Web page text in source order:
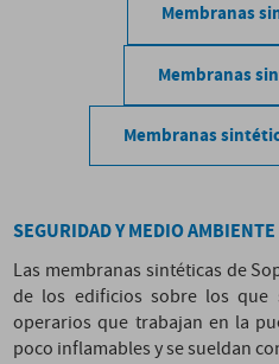
Membranas
Membranas
Membranas
SEGURIDAD Y MEDIO AMBIENTE
Las membranas sintéticas de
de los edificios sobre los que
operarios que trabajan en la
poco inflamables y se sueldan